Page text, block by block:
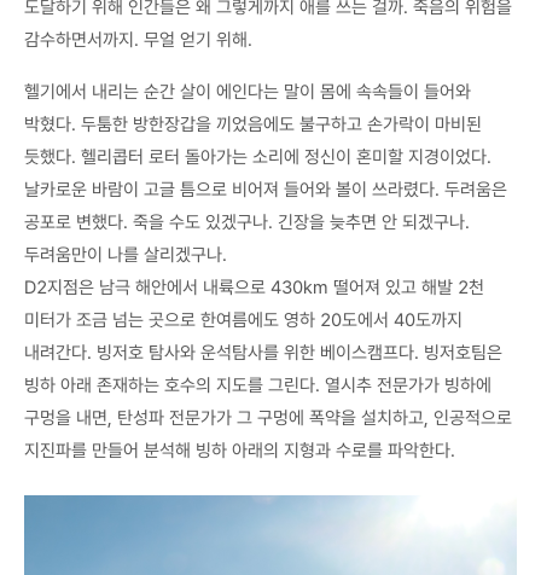
도달하기 위해 인간들은 왜 그렇게까지 애를 쓰는 걸까. 죽음의 위험을
감수하면서까지. 무얼 얻기 위해.
헬기에서 내리는 순간 살이 에인다는 말이 몸에 속속들이 들어와
박혔다. 두툼한 방한장갑을 끼었음에도 불구하고 손가락이 마비된
듯했다. 헬리콥터 로터 돌아가는 소리에 정신이 혼미할 지경이었다.
날카로운 바람이 고글 틈으로 비어져 들어와 볼이 쓰라렸다. 두려움은
공포로 변했다. 죽을 수도 있겠구나. 긴장을 늦추면 안 되겠구나.
두려움만이 나를 살리겠구나.
D2지점은 남극 해안에서 내륙으로 430km 떨어져 있고 해발 2천
미터가 조금 넘는 곳으로 한여름에도 영하 20도에서 40도까지
내려간다. 빙저호 탐사와 운석탐사를 위한 베이스캠프다. 빙저호팀은
빙하 아래 존재하는 호수의 지도를 그린다. 열시추 전문가가 빙하에
구멍을 내면, 탄성파 전문가가 그 구멍에 폭약을 설치하고, 인공적으로
지진파를 만들어 분석해 빙하 아래의 지형과 수로를 파악한다.